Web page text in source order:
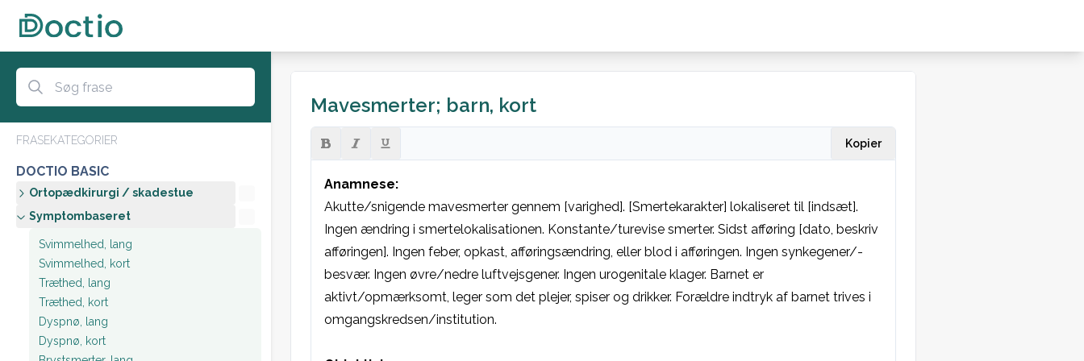
FRASEKATEGORIER
DOCTIO BASIC
Ortopædkirurgi / skadestue
Symptombaseret
Svimmelhed, lang
Svimmelhed, kort
Træthed, lang
Træthed, kort
Dyspnø, lang
Dyspnø, kort
Mavesmerter; barn, kort
Kopier
Anamnese:
Akutte/snigende mavesmerter gennem [varighed]. [Smertekarakter] lokaliseret til [indsæt].
Ingen ændring i smertelokalisationen. Konstante/turevise smerter. Sidst afføring [dato, beskriv
afføringen]. Ingen feber, opkast, afføringsændring, eller blod i afføringen. Ingen synkegener/-
besvær. Ingen øvre/nedre luftvejsgener. Ingen urogenitale klager. Barnet er
aktivt/opmærksomt, leger som det plejer, spiser og drikker. Forældre indtryk af barnet trives i
omgangskredsen/institution.